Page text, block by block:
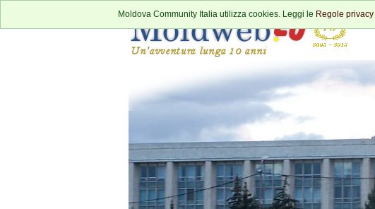
Moldova Community Italia utilizza cookies. Leggi le Regole privacy